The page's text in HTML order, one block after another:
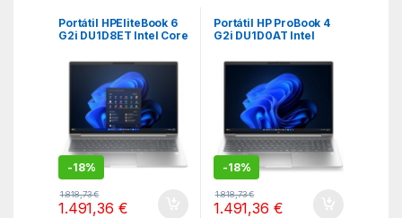
Portátil HPEliteBook 6
G2i DU1D8ET Intel Core
SSD/ 16″/ Win11 Pro
-18%
1.818,73€
1.491,36 €
Portátil HP ProBook 4
G2i DU1D0AT Intel
512GB SSD/ 16″/ Win11
-18%
1.818,73€
1.491,36 €